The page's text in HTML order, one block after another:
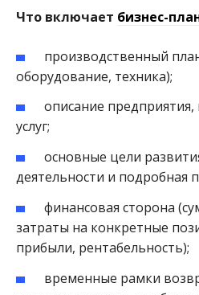
Что включает бизнес-
производственный
оборудование, техника);
описание
услуг;
основные цели
деятельности и подробная
финансовая сторона
затраты на конкретные
прибыли, рентабельность);
временные рамки